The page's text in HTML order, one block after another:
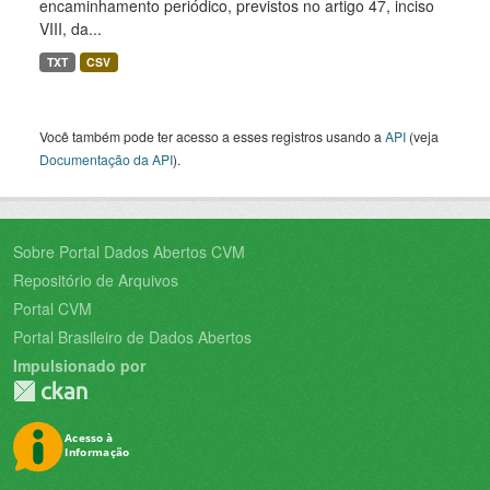
encaminhamento periódico, previstos no artigo 47, inciso
VIII, da...
TXT CSV
Você também pode ter acesso a esses registros usando a API (veja
Documentação da API).
Sobre Portal Dados Abertos CVM
Repositório de Arquivos
Portal CVM
Portal Brasileiro de Dados Abertos
Impulsionado por